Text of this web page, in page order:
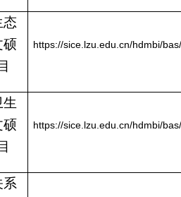
态
https://sice.lzu.edu.cn/hdmbi/
https://sice.lzu.edu.cn/hdmbi/
系